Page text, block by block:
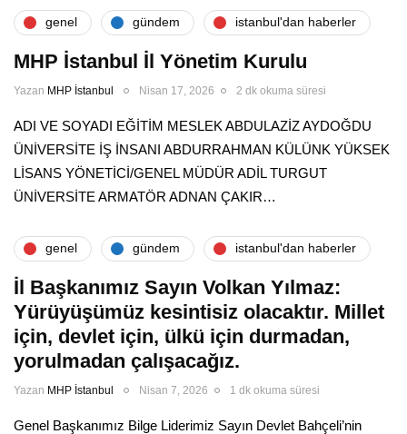
genel gündem i̇stanbul'dan haberler
MHP İstanbul İl Yönetim Kurulu
Yazan MHP İstanbul Nisan 17, 2026 2 dk okuma süresi
ADI VE SOYADI EĞİTİM MESLEK ABDULAZİZ AYDOĞDU
ÜNİVERSİTE İŞ İNSANI ABDURRAHMAN KÜLÜNK YÜKSEK
LİSANS YÖNETİCİ/GENEL MÜDÜR ADİL TURGUT
ÜNİVERSİTE ARMATÖR ADNAN ÇAKIR…
genel gündem i̇stanbul'dan haberler
İl Başkanımız Sayın Volkan Yılmaz:
Yürüyüşümüz kesintisiz olacaktır. Millet
için, devlet için, ülkü için durmadan,
yorulmadan çalışacağız.
Yazan MHP İstanbul Nisan 7, 2026 1 dk okuma süresi
Genel Başkanımız Bilge Liderimiz Sayın Devlet Bahçeli’nin